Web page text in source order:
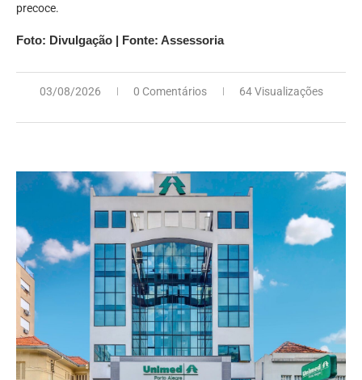
precoce.
Foto: Divulgação | Fonte: Assessoria
03/08/2026 0 Comentários 64 Visualizações